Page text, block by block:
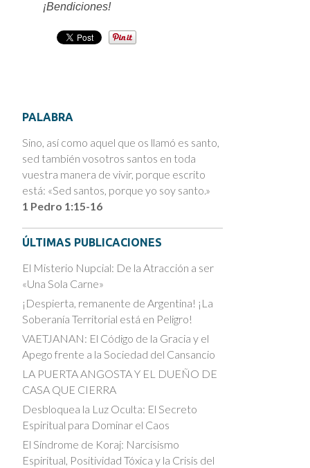
¡Bendiciones!
PALABRA
Sino, así como aquel que os llamó es santo,
sed también vosotros santos en toda
vuestra manera de vivir, porque escrito
está: «Sed santos, porque yo soy santo.»
1 Pedro 1:15-16
ÚLTIMAS PUBLICACIONES
El Misterio Nupcial: De la Atracción a ser
«Una Sola Carne»
¡Despierta, remanente de Argentina! ¡La
Soberanía Territorial está en Peligro!
VAETJANAN: El Código de la Gracia y el
Apego frente a la Sociedad del Cansancio
LA PUERTA ANGOSTA Y EL DUEÑO DE
CASA QUE CIERRA
Desbloquea la Luz Oculta: El Secreto
Espiritual para Dominar el Caos
El Síndrome de Koraj: Narcisismo
Espiritual, Positividad Tóxica y la Crisis del